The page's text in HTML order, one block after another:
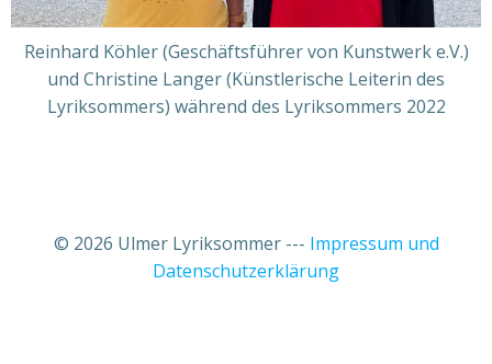
Reinhard Köhler (Geschäftsführer von Kunstwerk e.V.)
und Christine Langer (Künstlerische Leiterin des
Lyriksommers) während des Lyriksommers 2022
© 2026 Ulmer Lyriksommer --- Impressum und
Datenschutzerklärung